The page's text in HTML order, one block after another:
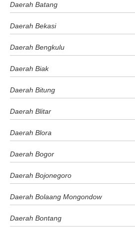
Daerah Batang
Daerah Bekasi
Daerah Bengkulu
Daerah Biak
Daerah Bitung
Daerah Blitar
Daerah Blora
Daerah Bogor
Daerah Bojonegoro
Daerah Bolaang Mongondow
Daerah Bontang